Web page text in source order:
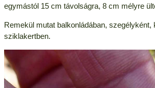
egymástól 15 cm távolságra, 8 cm mélyre
Remekül mutat balkonládában, szegélyként,
sziklakertben.